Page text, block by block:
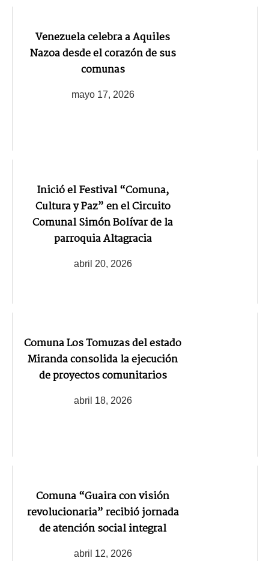
Venezuela celebra a Aquiles
Nazoa desde el corazón de sus
comunas
mayo 17, 2026
Inició el Festival “Comuna,
Cultura y Paz” en el Circuito
Comunal Simón Bolívar de la
parroquia Altagracia
abril 20, 2026
Comuna Los Tomuzas del estado
Miranda consolida la ejecución
de proyectos comunitarios
abril 18, 2026
Comuna “Guaira con visión
revolucionaria” recibió jornada
de atención social integral
abril 12, 2026